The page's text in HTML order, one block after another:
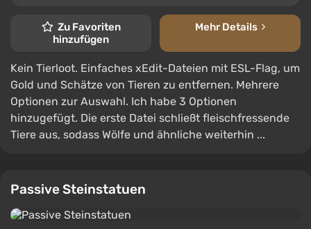
Zu Favoriten
hinzufügen
Mehr Details
Kein Tierloot. Einfaches xEdit-Dateien mit ESL-Flag, um
Gold und Schätze von Tieren zu entfernen. Mehrere
Optionen zur Auswahl. Ich habe 3 Optionen
hinzugefügt. Die erste Datei schließt fleischfressende
Tiere aus, sodass Wölfe und ähnliche weiterhin ...
Passive Steinstatuen